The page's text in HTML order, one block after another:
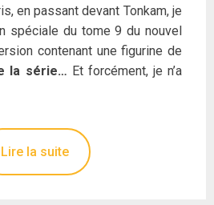
en passant devant Tonkam, je
spéciale du tome 9 du nouvel
contenant une figurine de
la série… Et forcément, je n’a
Lire la suite